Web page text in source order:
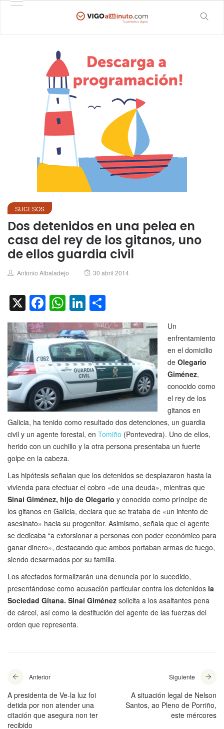
SUCESOS
Dos detenidos en una pelea en
casa del rey de los gitanos, uno
de ellos guardia civil
Author
Antonio Albaladejo
Posted
30 abril 2014
X Facebook
WhatsApp
LinkedIn
Un
enfrentamiento
en el domicilio
de Olegario
Giménez,
conocido como
el rey de los
gitanos en
Galicia, ha tenido como resultado dos detenciones, un guardia
civil y un agente forestal, en Tomiño (Pontevedra). Uno de ellos,
herido con un cuchillo y la otra persona presentaba un fuerte
golpe en la cabeza.
Las hipótesis señalan que los detenidos se desplazaron hasta la
vivienda para efectuar el cobro «de una deuda», mientras que
Sinaí Giménez, hijo de Olegario y conocido como príncipe de
los gitanos en Galicia, declara que se trataba de «un intento de
asesinato» hacia su progenitor. Asimismo, señala que el agente
se dedicaba “a extorsionar a personas con poder económico para
ganar dinero», destacando que ambos portaban armas de fuego,
siendo desarmados por su familia.
Los afectados formalizarán una denuncia por lo sucedido,
presentándose como acusación particular contra los detenidos la
Sociedad Gitana. Sinaí Giménez solicita a los asaltantes pena
de cárcel, así como la destitución del agente de las fuerzas del
orden que representa.
Anterior
A presidenta de Ve-la luz foi
detida por non atender una
citación que asegura non ter
recibido
Siguiente
A situación legal de Nelson
Santos, ao Pleno de Porriño,
este mércores